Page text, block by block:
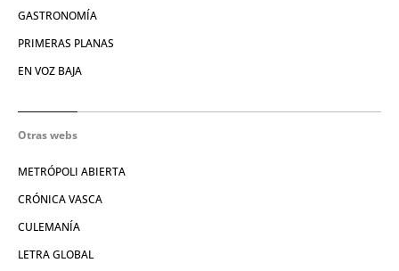
GASTRONOMÍA
PRIMERAS PLANAS
EN VOZ BAJA
Otras webs
METRÓPOLI ABIERTA
CRÓNICA VASCA
CULEMANÍA
LETRA GLOBAL